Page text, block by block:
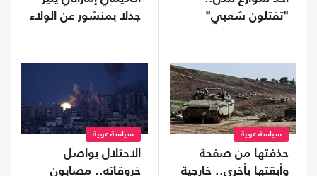
"تقتلون شعبي"
جدلا بمنشور عن الولاء
سياسة عربية
حذفتها من صفحة
وأبقتها بأخرى.. خارجية
سياسة عربية
الاحتلال يواصل
خروقاته.. مصابون